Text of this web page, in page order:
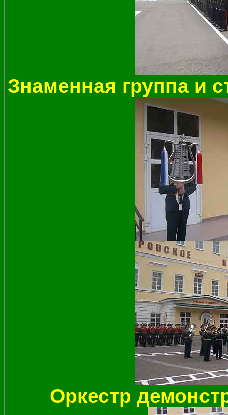
Знаменная группа и
Оркестр